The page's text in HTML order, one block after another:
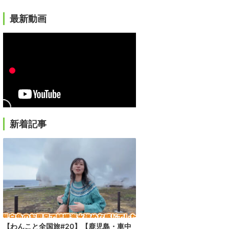
最新動画
新着記事
【わんこと全国旅#20】【鹿児島・車中